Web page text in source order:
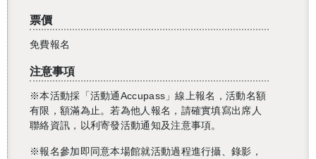
票價
免費報名
注意事項
※本活動採「活動通Accupass」線上報名，活動名額
有限，額滿為止。若為他人報名，請確實填寫出席人
聯絡資訊，以利寄發活動通知及注意事項。
※報名參加即同意本場館就活動過程進行攝、錄影，